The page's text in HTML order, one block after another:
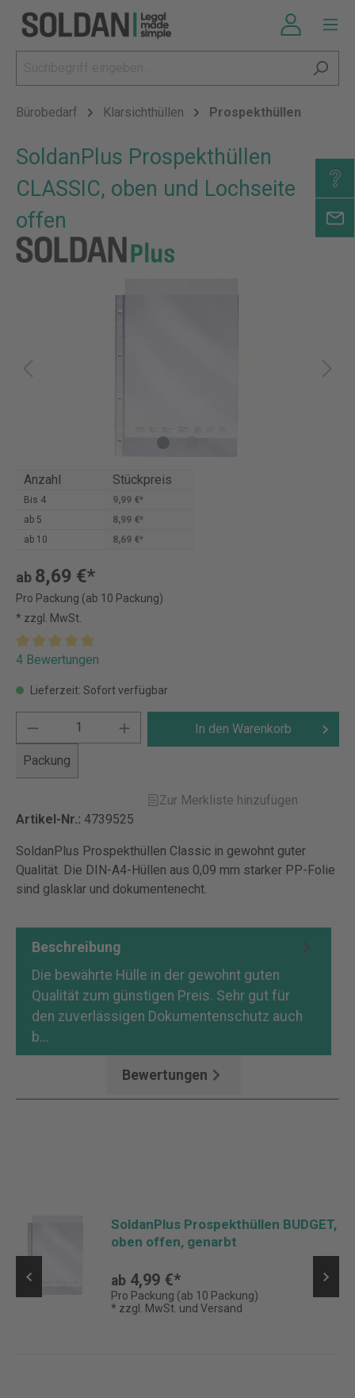
Bürobedarf Klarsichthüllen Prospekthüllen
SoldanPlus Prospekthüllen
CLASSIC, oben und Lochseite
offen
Anzahl Stückpreis
Bis 4
9,99 €*
ab 5
8,99 €*
ab 10 8,69 €*
ab 8,69 €*
Pro Packung (ab 10 Packung)
* zzgl. MwSt.
4 Bewertungen
Lieferzeit: Sofort verfügbar
Packung
In den Warenkorb
Zur Merkliste hinzufügen
Artikel-Nr.: 4739525
SoldanPlus Prospekthüllen Classic in gewohnt guter
Qualität. Die DIN-A4-Hüllen aus 0,09 mm starker PP-Folie
sind glasklar und dokumentenecht.
Beschreibung
Die bewährte Hülle in der gewohnt guten
Qualität zum günstigen Preis. Sehr gut für
den zuverlässigen Dokumentenschutz auch
b…
Bewertungen
SoldanPlus Prospekthüllen BUDGET,
oben offen, genarbt
ab 4,99 €*
Pro Packung (ab 10 Packung)
* zzgl. MwSt. und Versand